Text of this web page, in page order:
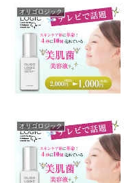
オリゴロジック
オリゴロジック